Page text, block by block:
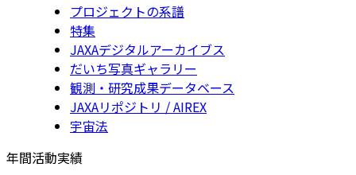
プロジェクトの系譜
特集
JAXAデジタルアーカイブス
だいち写真ギャラリー
観測・研究成果データベース
JAXAリポジトリ / AIREX
宇宙法
年間活動実績